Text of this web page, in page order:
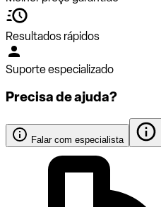
Resultados rápidos
Suporte especializado
Precisa de ajuda?
Falar com especialista